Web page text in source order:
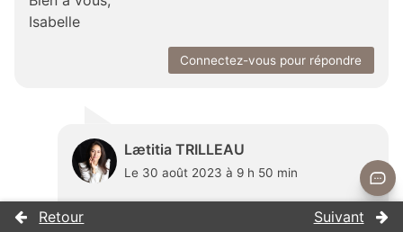
Isabelle
Connectez-vous pour répondre
Lætitia TRILLEAU
Le 30 août 2023 à 9 h 50 min